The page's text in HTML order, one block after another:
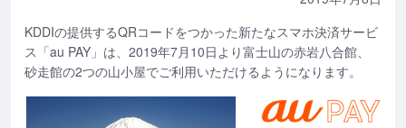
KDDIの提供するQRコードをつかった新たなスマホ決済サービ
ス「au PAY」は、2019年7月10日より富士山の赤岩八合館、
砂走館の2つの山小屋でご利用いただけるようになります。